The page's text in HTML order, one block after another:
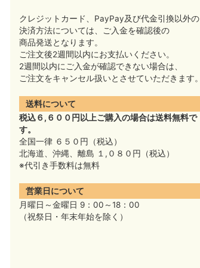
クレジットカード、PayPay及び代金引換以外の
決済方法については、ご入金を確認後の
商品発送となります。
ご注文後2週間以内にお支払いください。
2週間以内にご入金が確認できない場合は、
ご注文をキャンセル扱いとさせていただきます。
送料について
税込６,６００円以上ご購入の場合は送料無料で
す。
全国一律 ６５０円（税込）
北海道、沖縄、離島 １,０８０円（税込）
※代引き手数料は無料
営業日について
月曜日～金曜日 9：00～18：00
（祝祭日・年末年始を除く）